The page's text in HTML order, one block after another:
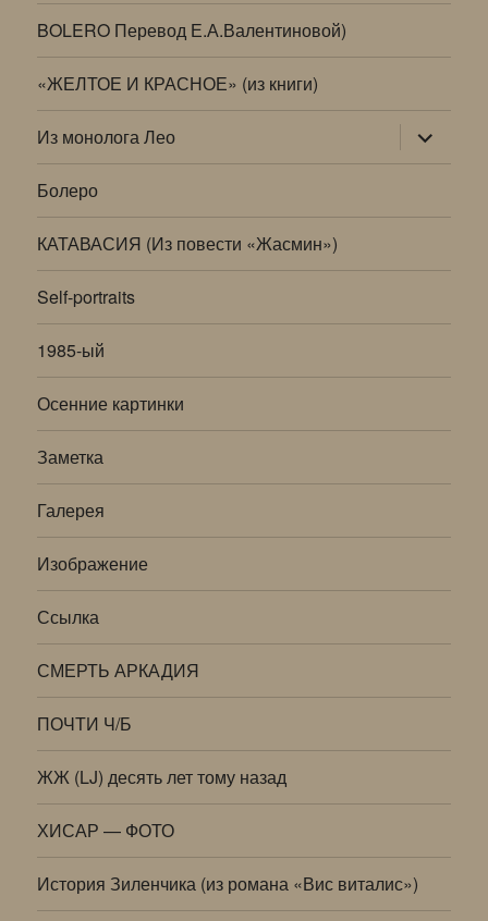
BOLERO Перевод Е.А.Валентиновой)
«ЖЕЛТОЕ И КРАСНОЕ» (из книги)
Из монолога Лео раскрыть
дочернее
меню
Болеро
КАТАВАСИЯ (Из повести «Жасмин»)
Self-portraits
1985-ый
Осенние картинки
Заметка
Галерея
Изображение
Ссылка
СМЕРТЬ АРКАДИЯ
ПОЧТИ Ч/Б
ЖЖ (LJ) десять лет тому назад
ХИСАР — ФОТО
История Зиленчика (из романа «Вис виталис»)